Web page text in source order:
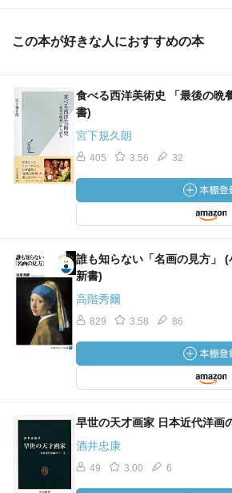
この本が好きな人におすすめの本
食べる西洋美術史 「最後の晩
書)
宮下規久朗
405 3.56 32
誰も知らない「名画の見方」
新書)
高階秀爾
829 3.58 86
早世の天才画家 日本近代洋画
酒井忠康
49 3.00 6